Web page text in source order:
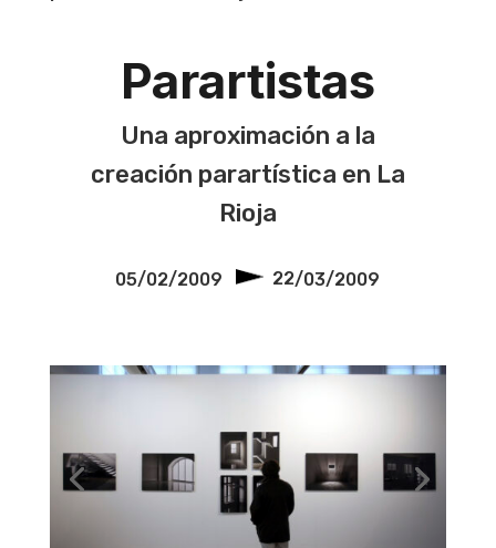
Parartistas
Una aproximación a la
creación parartística en La
Rioja
05/02/2009 22/03/2009